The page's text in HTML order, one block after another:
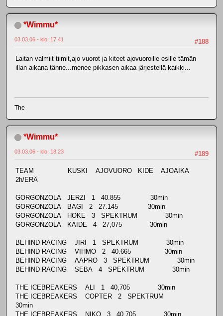
*Wimmu*
#188
03.03.06 - klo: 17.41
Laitan valmiit tiimit,ajo vuorot ja kiteet ajovuoroille esille tämän
illan aikana tänne...menee pikkasen aikaa järjestellä kaikki...
The
*Wimmu*
#189
03.03.06 - klo: 18.23
TEAM KUSKI AJOVUORO KIDE AJOAIKA
2h/ERÄ
GORGONZOLA JERZI 1 40.855 30min
GORGONZOLA BAGI 2 27.145 30min
GORGONZOLA HOKE 3 SPEKTRUM 30min
GORGONZOLA KAIDE 4 27,075 30min
BEHIND RACING JIRI 1 SPEKTRUM 30min
BEHIND RACING VIHMO 2 40.665 30min
BEHIND RACING AAPRO 3 SPEKTRUM 30min
BEHIND RACING SEBA 4 SPEKTRUM 30min
THE ICEBREAKERS ALI 1 40,705 30min
THE ICEBREAKERS COPTER 2 SPEKTRUM
30min
THE ICEBREAKERS NIKO 3 40,705 30min